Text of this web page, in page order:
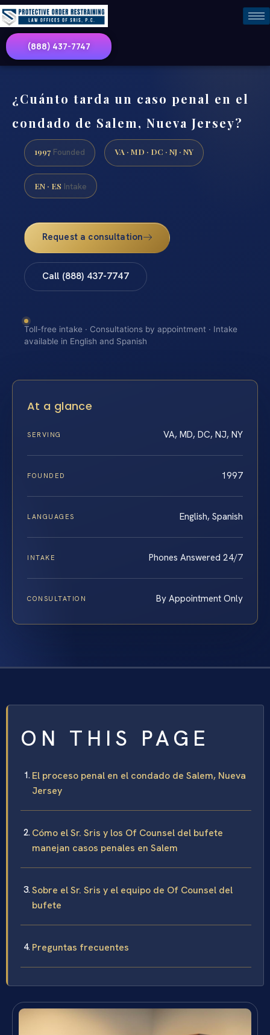
(888) 437-7747
¿Cuánto tarda un caso penal en el
condado de Salem, Nueva Jersey?
1997 Founded VA · MD · DC · NJ · NY
EN · ES Intake
Request a consultation
Call (888) 437-7747
Toll-free intake · Consultations by appointment · Intake
available in English and Spanish
At a glance
SERVING VA, MD, DC, NJ, NY
FOUNDED 1997
LANGUAGES English, Spanish
INTAKE Phones Answered 24/7
CONSULTATION By Appointment Only
ON THIS PAGE
El proceso penal en el condado de Salem, Nueva
Jersey
Cómo el Sr. Sris y los Of Counsel del bufete
manejan casos penales en Salem
Sobre el Sr. Sris y el equipo de Of Counsel del
bufete
Preguntas frecuentes